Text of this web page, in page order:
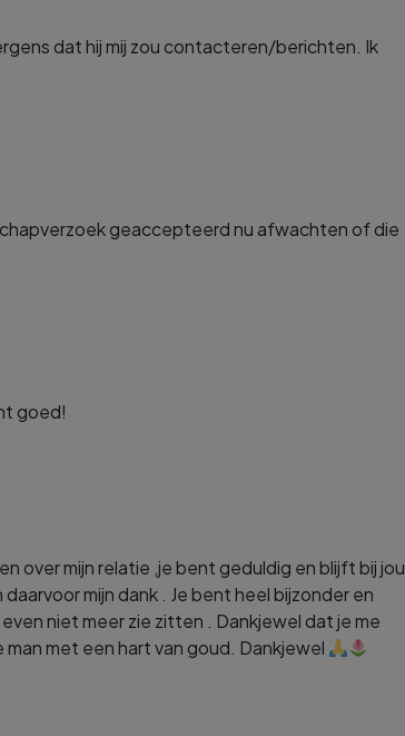
dat hij mij zou contacteren/berichten. Ik
geaccepteerd nu afwachten of die
goed!
over mijn relatie ,je bent geduldig en blijft bij jou
mijn dank . Je bent heel bijzonder en
niet meer zie zitten . Dankjewel dat je me
met een hart van goud. Dankjewel